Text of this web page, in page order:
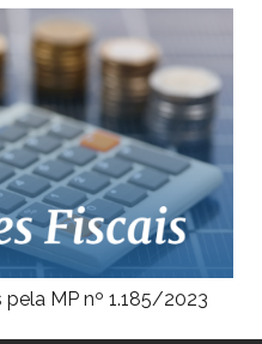
MP nº 1.185/2023